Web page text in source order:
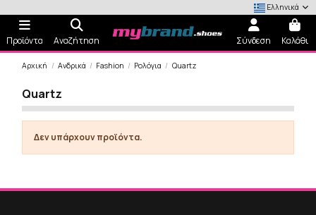
Ελληνικά
Προϊόντα Αναζήτηση Σύνδεση Καλάθι
Αρχική Ανδρικά Fashion Ρολόγια Quartz
Quartz
Δεν υπάρχουν προϊόντα.